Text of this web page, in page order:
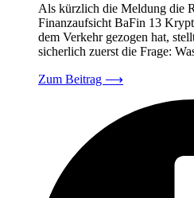
Als kürzlich die Meldung die
Finanzaufsicht BaFin 13
dem Verkehr gezogen hat,
sicherlich zuerst die Frage:
Zum Beitrag ⟶